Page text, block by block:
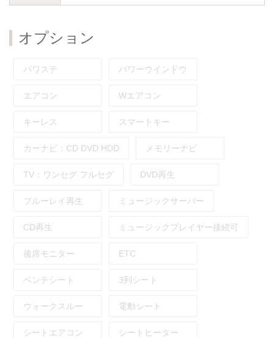
オプション
パワステ パワーウインドウ
エアコン Wエアコン
キーレス スマートキー
カーナビ： CD DVD HDD メモリーナビ
TV： ワンセグ フルセグ DVD再生
ブルーレイ再生 ミュージックサーバー
CD再生 ミュージックプレイヤー接続可
後席モニター ETC
ベンチシート 3列シート
ウォークスルー 電動シート
シートエアコン シートヒーター